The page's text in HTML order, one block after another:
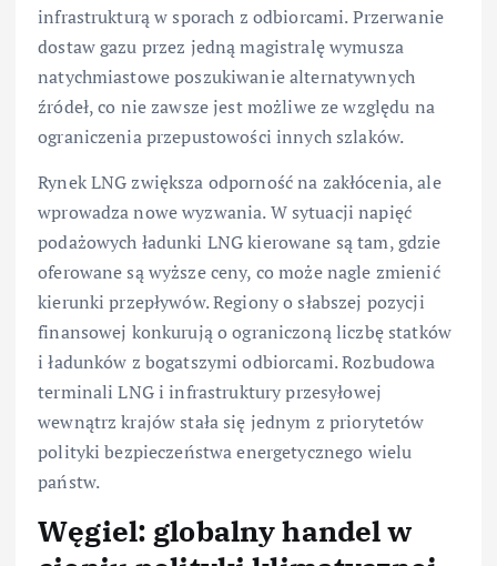
infrastrukturą w sporach z odbiorcami. Przerwanie
dostaw gazu przez jedną magistralę wymusza
natychmiastowe poszukiwanie alternatywnych
źródeł, co nie zawsze jest możliwe ze względu na
ograniczenia przepustowości innych szlaków.
Rynek LNG zwiększa odporność na zakłócenia, ale
wprowadza nowe wyzwania. W sytuacji napięć
podażowych ładunki LNG kierowane są tam, gdzie
oferowane są wyższe ceny, co może nagle zmienić
kierunki przepływów. Regiony o słabszej pozycji
finansowej konkurują o ograniczoną liczbę statków
i ładunków z bogatszymi odbiorcami. Rozbudowa
terminali LNG i infrastruktury przesyłowej
wewnątrz krajów stała się jednym z priorytetów
polityki bezpieczeństwa energetycznego wielu
państw.
Węgiel: globalny handel w